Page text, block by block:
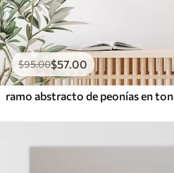
$95.00$57.00